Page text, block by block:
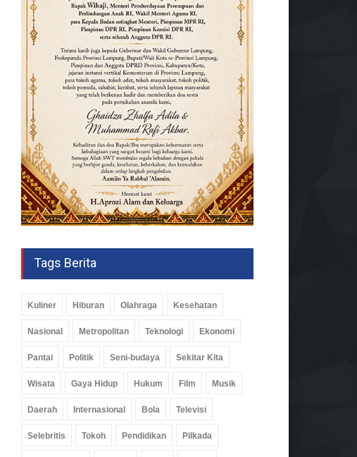
Waykanan, AKBP Ramadhona
Pasang Alarm Internal
Tags Berita
Kuliner Hiburan Olahraga Kesehatan
Nasional Metropolitan Teknologi Ekonomi
Pantai Politik Seni-budaya Sekitar Kita
Wisata Gaya Hidup Hukum Film Musik
Daerah Internasional Bola Televisi
Selebritis Tokoh Pendidikan Pilkada